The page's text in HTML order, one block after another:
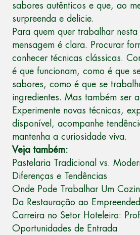
sabores autênticos e que, ao
surpreenda e delicie.
Para quem quer trabalhar
mensagem é clara. Procurar
conhecer técnicas clássicas.
é que funcionam, como é que
sabores, como é que se
ingredientes. Mas também ser
Experimente novas técnicas,
disponível, acompanhe
mantenha a curiosidade viva.
Veja também:
Pastelaria Tradicional vs.
Diferenças e Tendências
Onde Pode Trabalhar Um
Da Restauração ao
Carreira no Setor Hoteleiro:
Oportunidades de Entrada